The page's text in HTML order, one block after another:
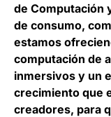
de Computación
de consumo,
estamos
computación de
inmersivos y un
crecimiento que
creadores, para